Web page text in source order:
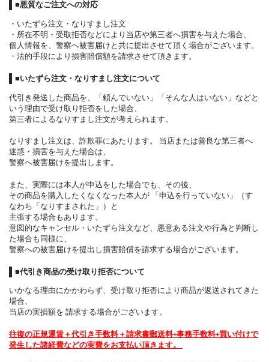
■悪質なご注文への対応
・いたずら注文・なりすまし注文
・所在不明・受取拒否などにより当店や第三者へ損害を与えた場合、
個人情報を、警察へ被害届けと共に提出させて頂く場合がございます。
・法的手段により損害賠償額を請求させて頂きます。
■いたずら注文・なりすまし注文について
代引き発送した商品を、「頼んでいない」「そんな人はいない」などと
いう理由で受け取り拒否をした場合、
第三者によるなりすまし注文が考えられます。
なりすまし注文は、詐欺罪にあたります。 当店または善良な第三者へ
迷惑・損害を与えた場合は、
警察へ被害届けを提出します。
また、実際には本人が申込をした場合でも、その後、
その商品を購入したくなくなった本人が 「申込を行っていない」（す
なわち「なりすまされた」）と
主張する場合もあります。
意図的なキャンセル・いたずら注文など、悪意ある注文や行為と判断し
た場合も同様に、
警察への被害届けを提出し損害賠償を請求する場合がございます。
■代引き商品の受け取り拒否について
いかなる理由にかかわらず、受け取り拒否により商品が返送されてきた
場合、
当店の実損額を 請求する場合がございます。
往復の正規運賃＋代引き手数料＋請求書郵送料+事務手数料+買い付けで
発生した諸経費などの実費をお支払い頂きます。